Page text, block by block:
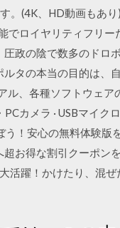
。(4K、HD動画もあ
でロイヤリティフリー
政の陰で数多のドロ
タの本当の目的は、
ル、各種ソフトウェア
カメラ · USBマイク
！安心の無料体験版
お得な割引クーポン
活躍！かけたり、混ぜ